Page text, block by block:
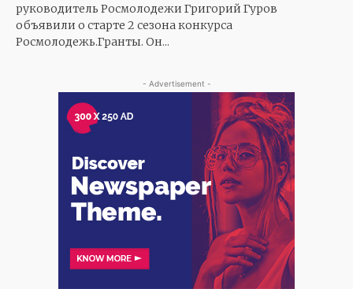
руководитель Росмолодежи Григорий Гуров
объявили о старте 2 сезона конкурса
Росмолодежь.Гранты. Он...
- Advertisement -